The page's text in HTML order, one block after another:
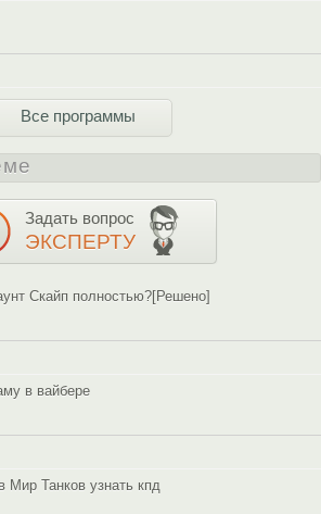
Все программы
Задать вопрос
ЭКСПЕРТУ
Скайп полностью?[Решено]
в вайбере
Мир Танков узнать кпд